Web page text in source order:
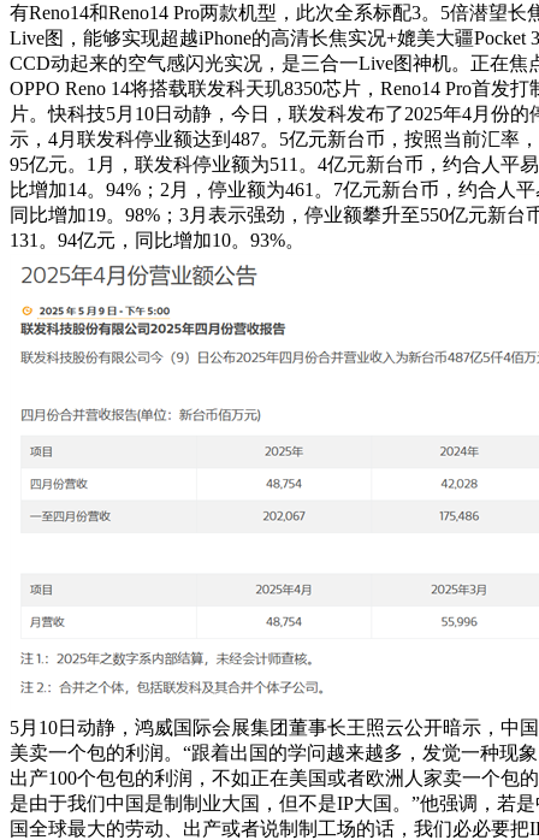
有Reno14和Reno14 Pro两款机型，此次全系标配3。5倍潜望
Live图，能够实现超越iPhone的高清长焦实况+媲美大疆Pocket
CCD动起来的空气感闪光实况，是三合一Live图神机。正在焦
OPPO Reno 14将搭载联发科天玑8350芯片，Reno14 Pro首发
片。快科技5月10日动静，今日，联发科发布了2025年4月份
示，4月联发科停业额达到487。5亿元新台币，按照当前汇率
95亿元。1月，联发科停业额为511。4亿元新台币，约合人平
比增加14。94%；2月，停业额为461。7亿元新台币，约合人
同比增加19。98%；3月表示强劲，停业额攀升至550亿元新台
131。94亿元，同比增加10。93%。
5月10日动静，鸿威国际会展集团董事长王照云公开暗示，中
美卖一个包的利润。“跟着出国的学问越来越多，发觉一种现
出产100个包包的利润，不如正在美国或者欧洲人家卖一个包
是由于我们中国是制制业大国，但不是IP大国。”他强调，若
国全球最大的劳动、出产或者说制制工场的话，我们必必要把